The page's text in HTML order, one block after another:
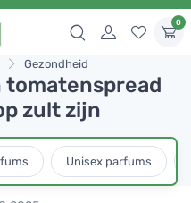
0
Gezondheid
tomatenspread
zult zijn
Unisex parfums